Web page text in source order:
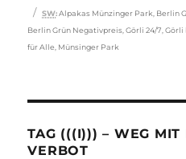
Schlagwörter
SW: Alpakas Münzinger Park Berlin
Berlin Grün Negativpreis ,Görli 24/7 ,Görli
für Alle Münsinger Park
TAG (((I))) – WEG MIT
VERBOT